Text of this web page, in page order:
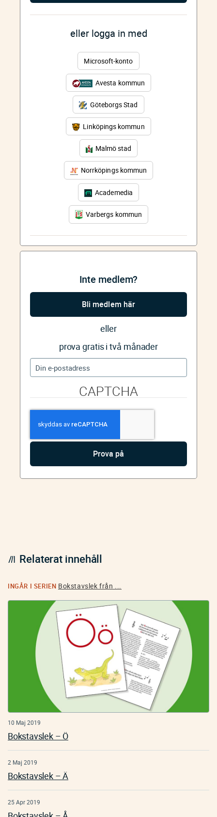
eller logga in med
Microsoft-konto
Avesta kommun
Göteborgs Stad
Linköpings kommun
Malmö stad
Norrköpings kommun
Academedia
Varbergs kommun
Inte medlem?
Bli medlem här
eller
prova gratis i två månader
CAPTCHA
Relaterat innehåll
INGÅR I SERIEN Bokstavslek från ...
10 Maj 2019
Bokstavslek – Ö
2 Maj 2019
Bokstavslek – Ä
25 Apr 2019